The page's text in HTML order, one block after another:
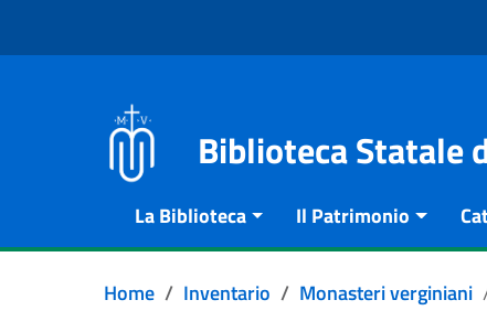
Biblioteca Statale
La Biblioteca Il Patrimonio
Home Inventario Monasteri verginiani